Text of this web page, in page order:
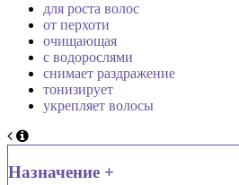
для роста волос
от перхоти
очищающая
с водорослями
снимает раздражение
тонизирует
укрепляет волосы
Назначение +